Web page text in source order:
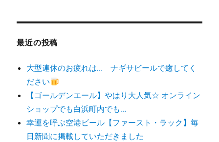
象:
最近の投稿
大型連休のお疲れは… ナギサビールで癒してく
ださい
【ゴールデンエール】やはり大人気☆ オンライン
ショップでも白浜町内でも…
幸運を呼ぶ空港ビール【ファースト・ラック】毎
日新聞に掲載していただきました